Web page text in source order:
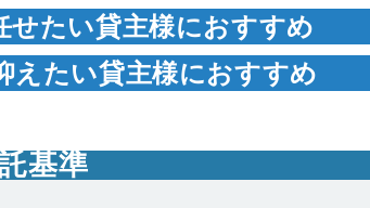
せたい貸主様におすすめ
えたい貸主様におすすめ
基準